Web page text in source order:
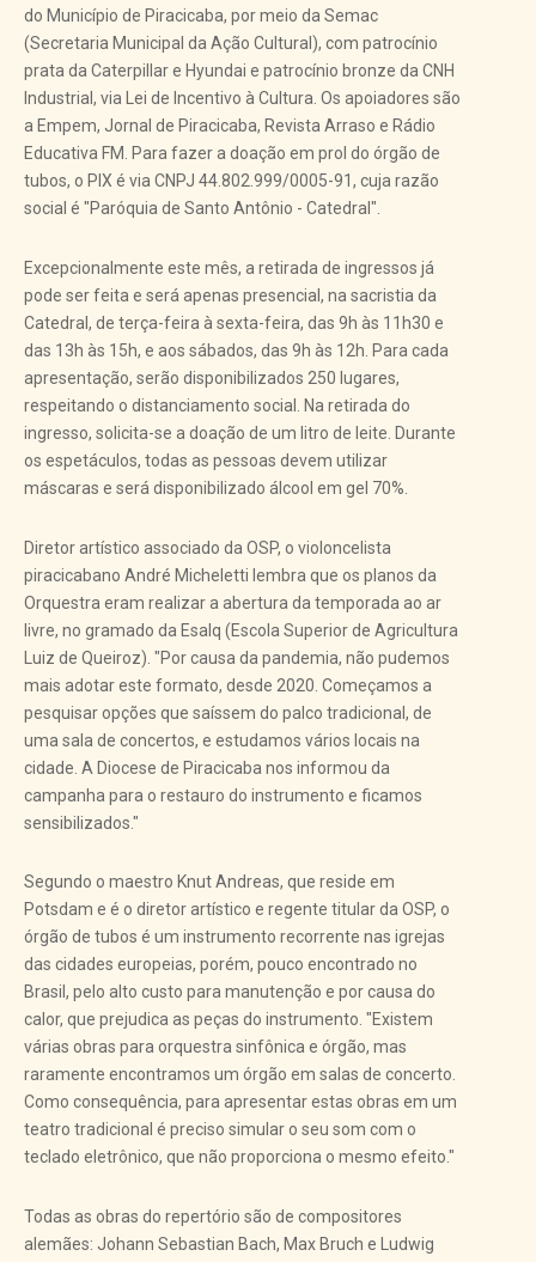
do Município de Piracicaba, por meio da Semac
(Secretaria Municipal da Ação Cultural), com patrocínio
prata da Caterpillar e Hyundai e patrocínio bronze da CNH
Industrial, via Lei de Incentivo à Cultura. Os apoiadores são
a Empem, Jornal de Piracicaba, Revista Arraso e Rádio
Educativa FM. Para fazer a doação em prol do órgão de
tubos, o PIX é via CNPJ 44.802.999/0005-91, cuja razão
social é "Paróquia de Santo Antônio - Catedral".
Excepcionalmente este mês, a retirada de ingressos já
pode ser feita e será apenas presencial, na sacristia da
Catedral, de terça-feira à sexta-feira, das 9h às 11h30 e
das 13h às 15h, e aos sábados, das 9h às 12h. Para cada
apresentação, serão disponibilizados 250 lugares,
respeitando o distanciamento social. Na retirada do
ingresso, solicita-se a doação de um litro de leite. Durante
os espetáculos, todas as pessoas devem utilizar
máscaras e será disponibilizado álcool em gel 70%.
Diretor artístico associado da OSP, o violoncelista
piracicabano André Micheletti lembra que os planos da
Orquestra eram realizar a abertura da temporada ao ar
livre, no gramado da Esalq (Escola Superior de Agricultura
Luiz de Queiroz). "Por causa da pandemia, não pudemos
mais adotar este formato, desde 2020. Começamos a
pesquisar opções que saíssem do palco tradicional, de
uma sala de concertos, e estudamos vários locais na
cidade. A Diocese de Piracicaba nos informou da
campanha para o restauro do instrumento e ficamos
sensibilizados."
Segundo o maestro Knut Andreas, que reside em
Potsdam e é o diretor artístico e regente titular da OSP, o
órgão de tubos é um instrumento recorrente nas igrejas
das cidades europeias, porém, pouco encontrado no
Brasil, pelo alto custo para manutenção e por causa do
calor, que prejudica as peças do instrumento. "Existem
várias obras para orquestra sinfônica e órgão, mas
raramente encontramos um órgão em salas de concerto.
Como consequência, para apresentar estas obras em um
teatro tradicional é preciso simular o seu som com o
teclado eletrônico, que não proporciona o mesmo efeito."
Todas as obras do repertório são de compositores
alemães: Johann Sebastian Bach, Max Bruch e Ludwig